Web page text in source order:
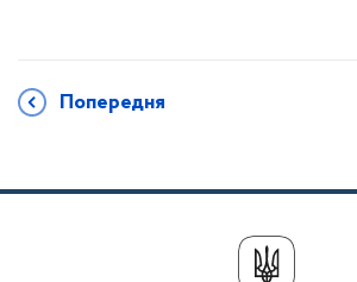
Попередня